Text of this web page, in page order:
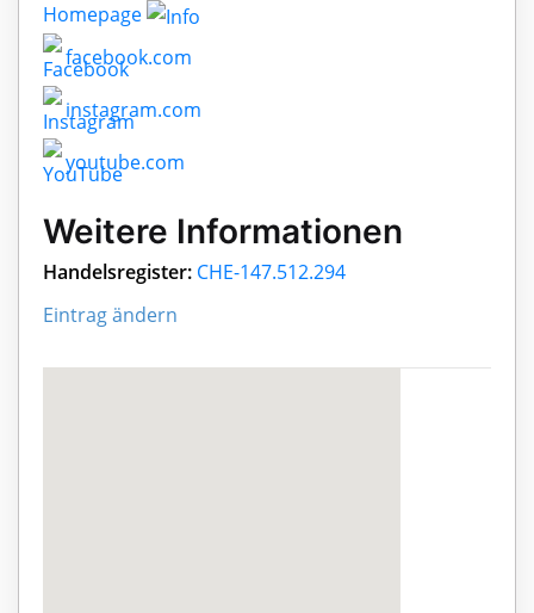
Homepage
facebook.com
instagram.com
youtube.com
Weitere Informationen
Handelsregister: CHE-147.512.294
Eintrag ändern